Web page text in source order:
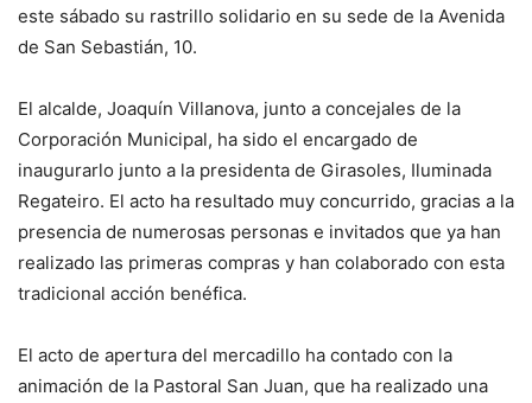
este sábado su rastrillo solidario en su sede de la Avenida
de San Sebastián, 10.
El alcalde, Joaquín Villanova, junto a concejales de la
Corporación Municipal, ha sido el encargado de
inaugurarlo junto a la presidenta de Girasoles, Iluminada
Regateiro. El acto ha resultado muy concurrido, gracias a la
presencia de numerosas personas e invitados que ya han
realizado las primeras compras y han colaborado con esta
tradicional acción benéfica.
El acto de apertura del mercadillo ha contado con la
animación de la Pastoral San Juan, que ha realizado una